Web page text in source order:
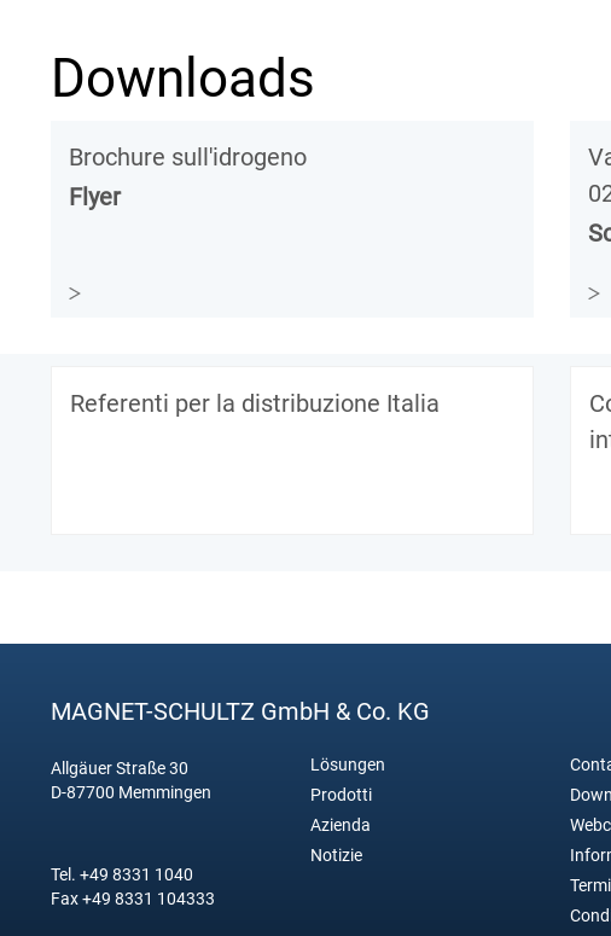
Downloads
Brochure sull'idrogeno
Flyer
Referenti per la distribuzione Italia
MAGNET-SCHULTZ GmbH & Co. KG
Allgäuer Straße 30
D-87700 Memmingen
Tel. +49 8331 1040
Fax +49 8331 104333
Lösungen
Prodotti
Azienda
Notizie